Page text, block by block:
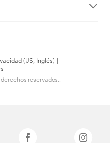
(US, Inglés)
reservados..